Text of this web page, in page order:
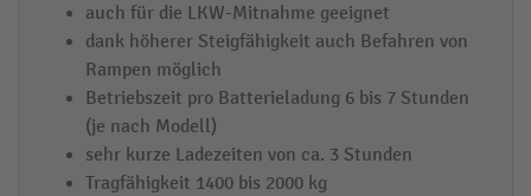
auch für die LKW-Mitnahme geeignet
dank höherer Steigfähigkeit auch Befahren von
Rampen möglich
Betriebszeit pro Batterieladung 6 bis 7 Stunden
(je nach Modell)
sehr kurze Ladezeiten von ca. 3 Stunden
Tragfähigkeit 1400 bis 2000 kg